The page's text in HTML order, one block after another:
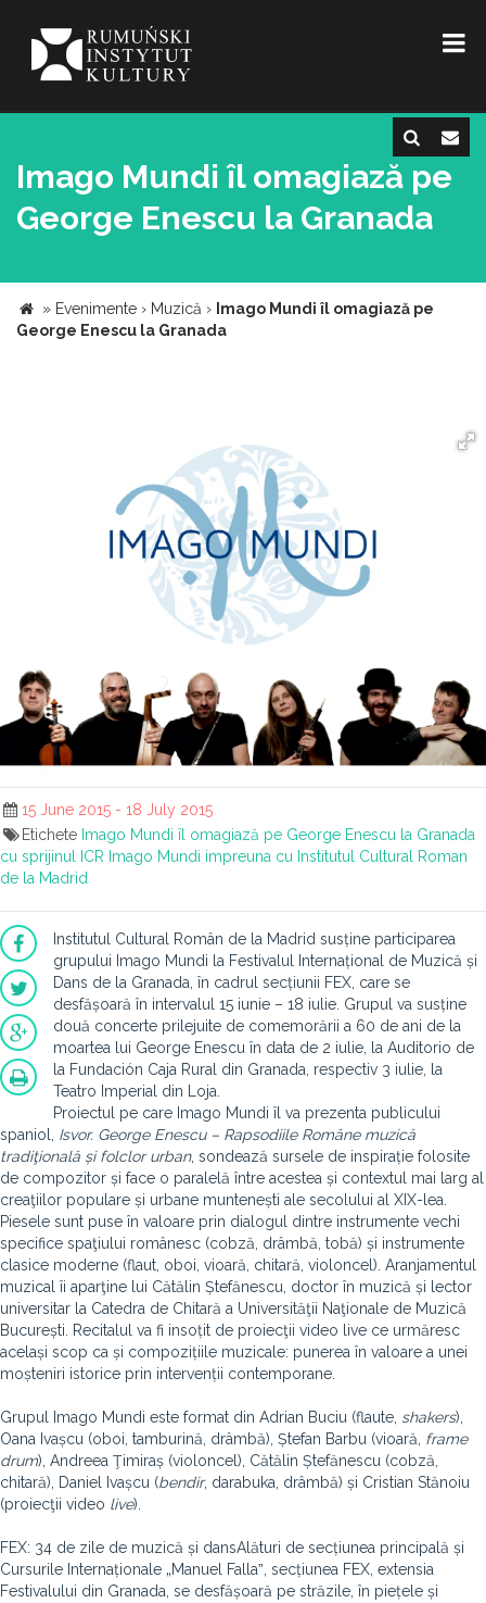
Imago Mundi îl omagiază pe
George Enescu la Granada
» Evenimente › Muzică › Imago Mundi îl omagiază pe
George Enescu la Granada
15 June 2015 - 18 July 2015
Etichete Imago Mundi îl omagiază pe George Enescu la Granada
cu sprijinul ICR Imago Mundi impreuna cu Institutul Cultural Roman
de la Madrid
Institutul Cultural Român de la Madrid susține participarea
grupului Imago Mundi la Festivalul Internațional de Muzică și
Dans de la Granada, în cadrul secțiunii FEX, care se
desfășoară în intervalul 15 iunie – 18 iulie. Grupul va susține
două concerte prilejuite de comemorării a 60 de ani de la
moartea lui George Enescu în data de 2 iulie, la Auditorio de
la Fundación Caja Rural din Granada, respectiv 3 iulie, la
Teatro Imperial din Loja.
Proiectul pe care Imago Mundi îl va prezenta publicului
spaniol,
Isvor. George Enescu – Rapsodiile Române muzică
tradiţională și folclor urban, sondează sursele de inspirație folosite
de compozitor și face o paralelă între acestea și contextul mai larg al
creaţiilor populare și urbane muntenești ale secolului al XIX-lea.
Piesele sunt puse în valoare prin dialogul dintre instrumente vechi
specifice spaţiului românesc (cobză, drâmbă, tobă) și instrumente
clasice moderne (flaut, oboi, vioară, chitară, violoncel). Aranjamentul
muzical îi aparţine lui Cătălin Ștefănescu, doctor în muzică și lector
universitar la Catedra de Chitară a Universităţii Naţionale de Muzică
București. Recitalul va fi insoțit de proiecţii video live ce urmăresc
același scop ca și compozițiile muzicale: punerea în valoare a unei
moșteniri istorice prin intervenții contemporane.
Grupul Imago Mundi este format din Adrian Buciu (flaute, shakers),
Oana Ivașcu (oboi, tamburină, drâmbă), Ștefan Barbu (vioară, frame
drum), Andreea Ţimiraș (violoncel), Cătălin Ștefănescu (cobză,
chitară), Daniel Ivașcu (bendir, darabuka, drâmbă) și Cristian Stănoiu
(proiecţii video live).
FEX: 34 de zile de muzică și dansAlături de secțiunea principală și
Cursurile Internaționale „Manuel Fallaˮ, secțiunea FEX, extensia
Festivalului din Granada, se desfășoară pe străzile, în piețele și